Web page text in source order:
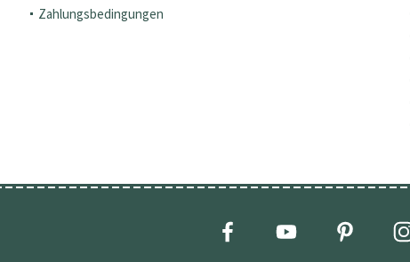
Zahlungsbedingungen